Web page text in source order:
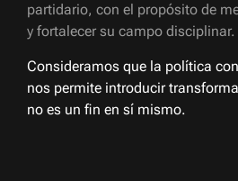
partidario, con el propósito de
y fortalecer su campo disciplinar.
Consideramos que la política
nos permite introducir
no es un fin en sí mismo.